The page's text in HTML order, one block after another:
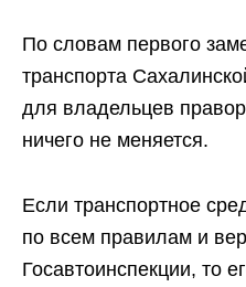
По словам первого
транспорта
для владельцев
ничего не меняется.
Если транспортное
по всем правилам и
Госавтоинспекции, то